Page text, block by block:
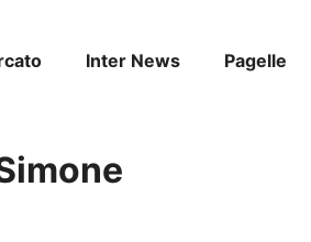
Inter News Pagelle